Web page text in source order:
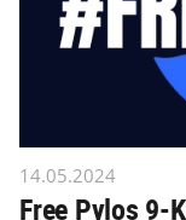
14.05.2024
Free Pylos 9-